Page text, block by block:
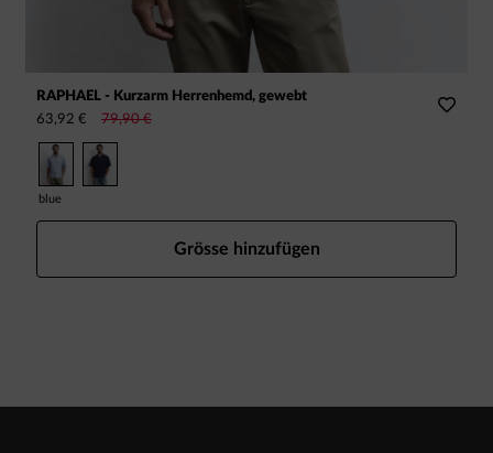
RAPHAEL - Kurzarm Herrenhemd, gewebt
63,92 €
79,90 €
blue
Grösse hinzufügen